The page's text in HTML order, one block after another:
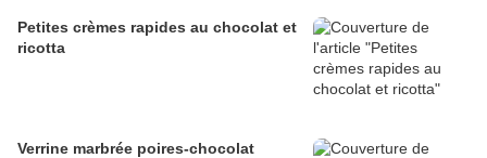
Petites crèmes rapides au chocolat et
ricotta
Verrine marbrée poires-chocolat